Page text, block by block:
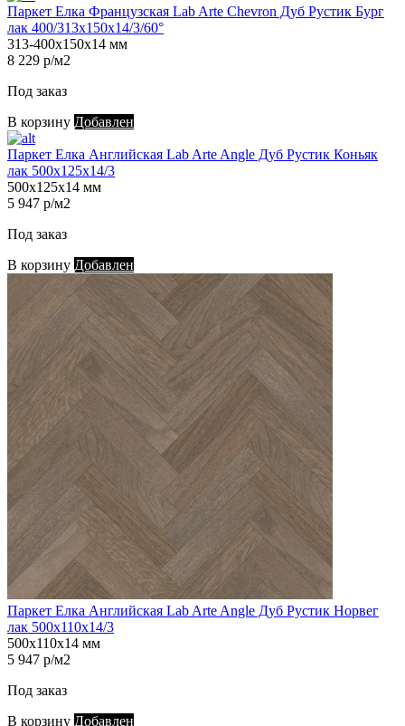
Паркет Елка Французская Lab Arte Chevron Дуб Рустик Бург
лак 400/313х150х14/3/60°
313-400х150х14 мм
8 229 р/м2
Под заказ
В корзину Добавлен
Паркет Елка Английская Lab Arte Angle Дуб Рустик Коньяк
лак 500х125х14/3
500х125х14 мм
5 947 р/м2
Под заказ
В корзину Добавлен
Паркет Елка Английская Lab Arte Angle Дуб Рустик Норвег
лак 500х110х14/3
500х110х14 мм
5 947 р/м2
Под заказ
В корзину Добавлен